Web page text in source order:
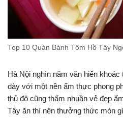
Top 10 Quán Bánh Tôm Hồ Tây
Hà Nội nghìn năm văn hiến
dày với một nền ẩm thực phong
thủ đô cũng thấm nhuần vẻ đẹp
Tây ăn thì nên thưởng thức món